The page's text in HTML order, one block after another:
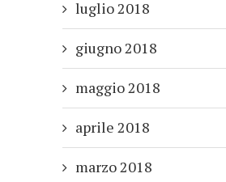
luglio 2018
giugno 2018
maggio 2018
aprile 2018
marzo 2018